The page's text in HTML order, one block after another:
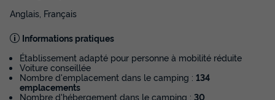
Anglais, Français
Informations pratiques
Établissement adapté pour personne à mobilité réduite
Voiture conseillée
Nombre d'emplacement dans le camping : 134
emplacements
Nombre d'hébergement dans le camping : 30